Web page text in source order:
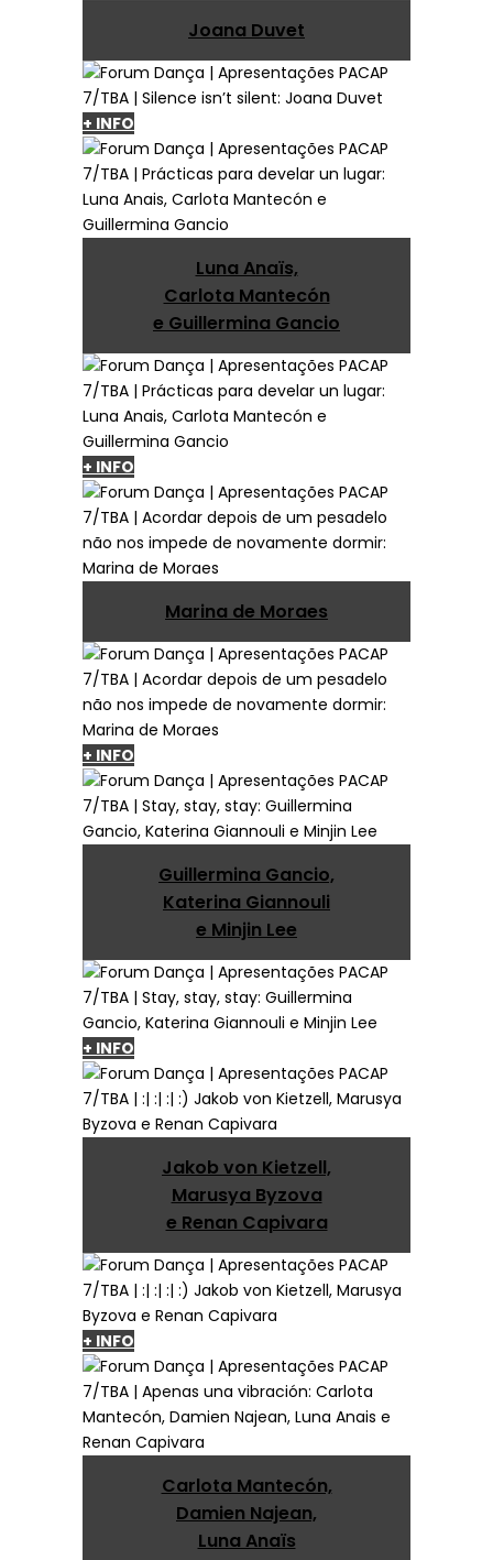
Joana Duvet
+ INFO
Luna Anaïs,
Carlota Mantecón
e Guillermina Gancio
+ INFO
Marina de Moraes
+ INFO
Guillermina Gancio,
Katerina Giannouli
e Minjin Lee
+ INFO
Jakob von Kietzell,
Marusya Byzova
e Renan Capivara
+ INFO
Carlota Mantecón,
Damien Najean,
Luna Anaïs